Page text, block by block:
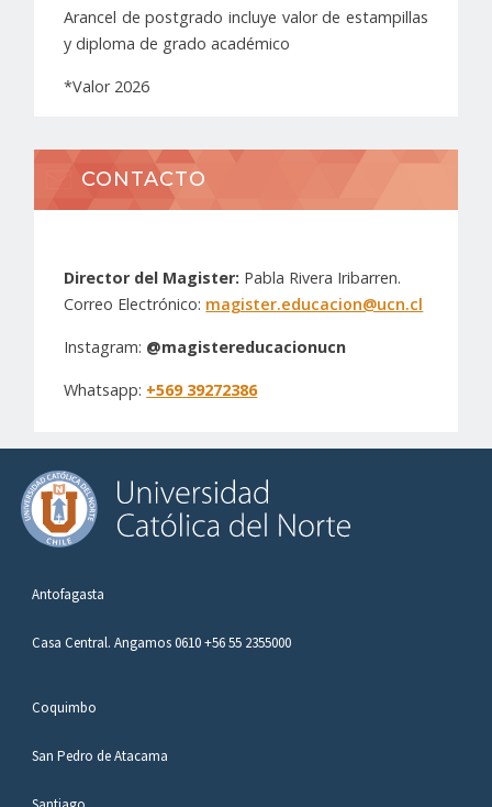
Arancel de postgrado incluye valor de estampillas
y diploma de grado académico
*Valor 2026
CONTACTO
Director del Magister: Pabla Rivera Iribarren.
Correo Electrónico: magister.educacion@ucn.cl
Instagram: @magistereducacionucn
Whatsapp: +569 39272386
Antofagasta
Casa Central. Angamos 0610 +56 55 2355000
Coquimbo
San Pedro de Atacama